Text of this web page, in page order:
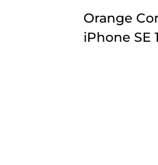
Orange
iPhone SE